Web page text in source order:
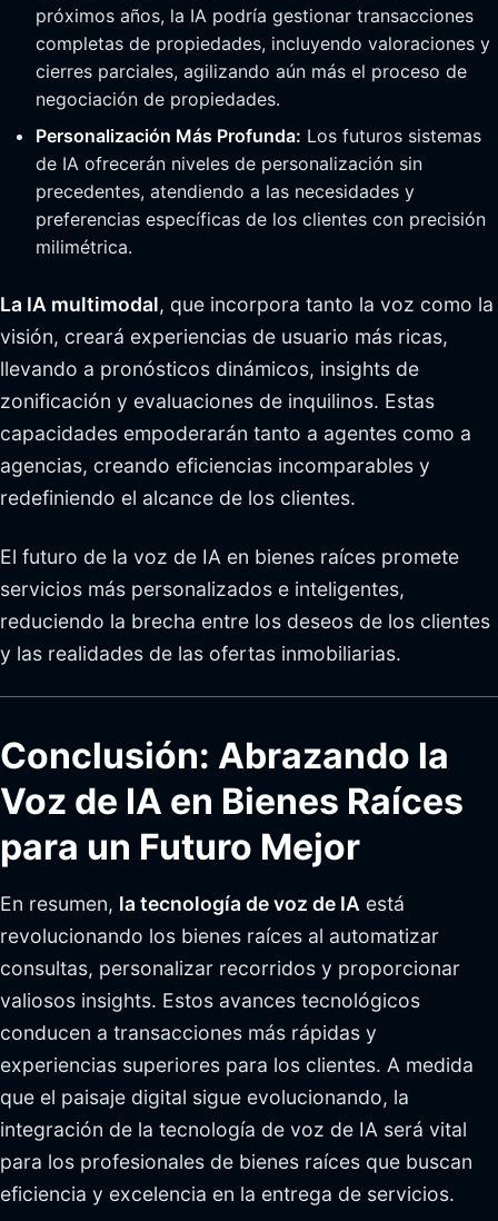
próximos años, la IA podría gestionar transacciones
completas de propiedades, incluyendo valoraciones y
cierres parciales, agilizando aún más el proceso de
negociación de propiedades.
Personalización Más Profunda: Los futuros sistemas
de IA ofrecerán niveles de personalización sin
precedentes, atendiendo a las necesidades y
preferencias específicas de los clientes con precisión
milimétrica.
La IA multimodal, que incorpora tanto la voz como la
visión, creará experiencias de usuario más ricas,
llevando a pronósticos dinámicos, insights de
zonificación y evaluaciones de inquilinos. Estas
capacidades empoderarán tanto a agentes como a
agencias, creando eficiencias incomparables y
redefiniendo el alcance de los clientes.
El futuro de la voz de IA en bienes raíces promete
servicios más personalizados e inteligentes,
reduciendo la brecha entre los deseos de los clientes
y las realidades de las ofertas inmobiliarias.
Conclusión: Abrazando la
Voz de IA en Bienes Raíces
para un Futuro Mejor
En resumen, la tecnología de voz de IA está
revolucionando los bienes raíces al automatizar
consultas, personalizar recorridos y proporcionar
valiosos insights. Estos avances tecnológicos
conducen a transacciones más rápidas y
experiencias superiores para los clientes. A medida
que el paisaje digital sigue evolucionando, la
integración de la tecnología de voz de IA será vital
para los profesionales de bienes raíces que buscan
eficiencia y excelencia en la entrega de servicios.